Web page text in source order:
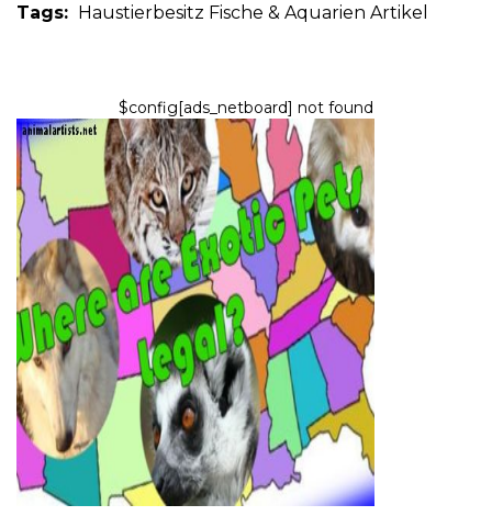
Tags: Haustierbesitz Fische & Aquarien Artikel
$config[ads_netboard] not found
EXOTISCHE HAUSTIERE
Welche exotischen Haustiere
sind in den USA legal?
7,2026